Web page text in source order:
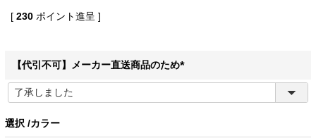
[ 230 ポイント進呈 ]
【代引不可】メーカー直送商品のため
(
選択
カラー